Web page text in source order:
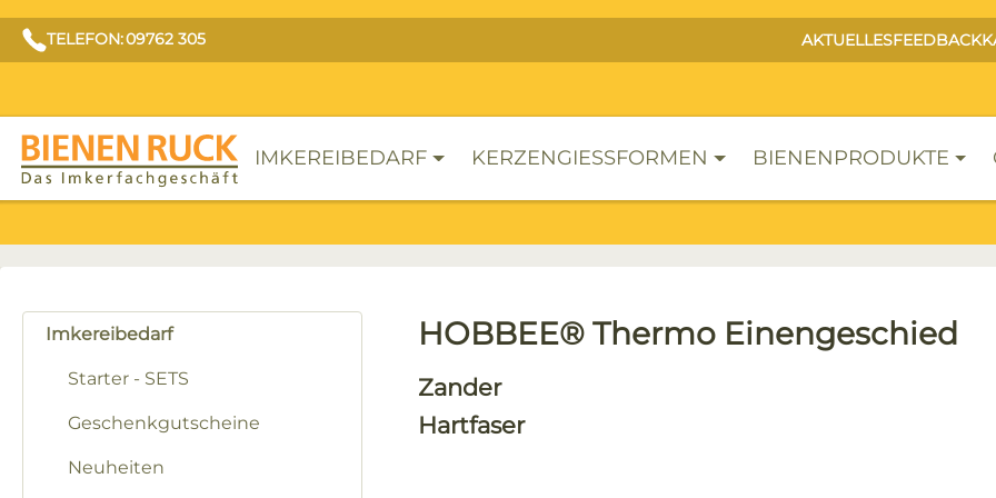
TELEFON: 09762 305 AKTUELLESFEEDBACK
IMKEREIBEDARF KERZENGIESSFORMEN BIENENPRODUKTE
Imkereibedarf
Starter - SETS
Geschenkgutscheine
Neuheiten
HOBBEE® Thermo Einengeschied
Zander
Hartfaser